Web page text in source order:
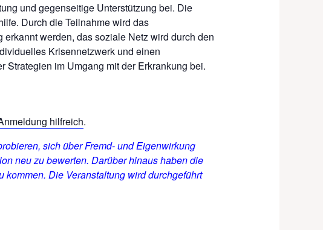
und gegenseitige Unterstützung bei. Die
Durch die Teilnahme wird das
werden, das soziale Netz wird durch den
Krisennetzwerk und einen
im Umgang mit der Erkrankung bei.
hilfreich.
sich über Fremd- und Eigenwirkung
neu zu bewerten. Darüber hinaus haben die
Die Veranstaltung wird durchgeführt